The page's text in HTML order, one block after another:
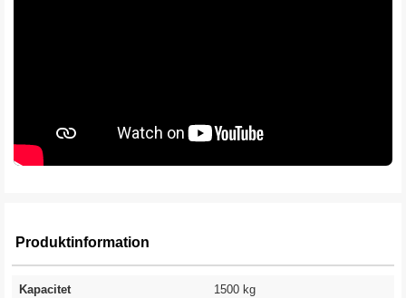
Produktinformation
Kapacitet 1500 kg